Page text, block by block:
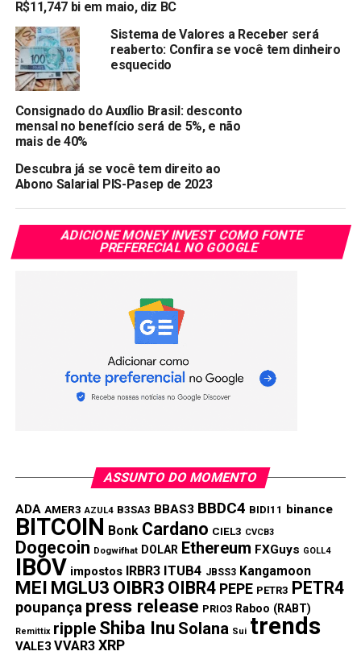
que significa que o dinheiro rende a cada dia útil.
Rendimento da poupança
O rendimento da poupança é de 0,5% ao mês mais a Taxa
Referencial (TR). No entanto, a TR está zerada desde
2017, o que significa que o rendimento da poupança é de
0,5% ao mês.
Além disso, o rendimento da poupança é mensal, o que
Poupança x Nubank
que deixar R$ 100 mil na conta do Nubank ou na Caixinha
Reserva de Emergência por dois anos verá o dinheiro
mil aplicados por dois anos cresceriam R$ 12.954,38.
Ou seja, a conta do Nubank rendeR$ 8.311
Copy
Link
WhatsApp
Twitter
Facebook
Reddit
Email
TÓPICOS RELACIONADOS: POUPANÇA
PRÓXIMA:
Cartão de crédito anuidade grátis para sempre
NÃO PERCA:
Dinheiro esquecido: R$ 7,52 bilhões ainda não foram
sacados
R$11,747 bi em maio, diz BC
Sistema de Valores a Receber será
reaberto: Confira se você tem dinheiro
esquecido
Consignado do Auxílio Brasil: desconto
mensal no benefício será de 5%, e não
mais de 40%
Descubra já se você tem direito ao
Abono Salarial PIS-Pasep de 2023
ADICIONE MONEY INVEST COMO FONTE
PREFERECIAL NO GOOGLE
ASSUNTO DO MOMENTO
ADA AMER3 AZUL4 B3SA3 BBAS3 BBDC4 BIDI11 binance
BITCOIN Bonk Cardano CIEL3 CVCB3
Dogecoin Dogwifhat DOLAR Ethereum FXGuys GOLL4
IBOV impostos IRBR3 ITUB4 JBSS3 Kangamoon
MEI MGLU3 OIBR3 OIBR4 PEPE PETR3 PETR4
poupança press release PRIO3 Raboo (RABT)
Remittix ripple Shiba Inu Solana Sui trends
VALE3 VVAR3 XRP